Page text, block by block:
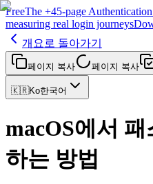
FreeThe +45-page Authentication
measuring real login journeys
개요로 돌아가기
페이지 복사 페이지 복사
🇰🇷Ko한국어
macOS에서
하는 방법